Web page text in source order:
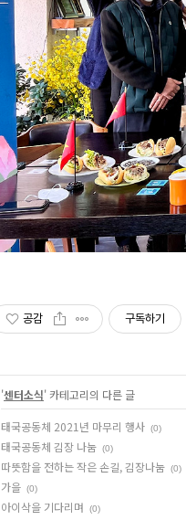
공감 구독하기
'센터소식' 카테고리의 다른 글
태국공동체 2021년 마무리 행사 (0)
태국공동체 김장 나눔 (0)
따뜻함을 전하는 작은 손길, 김장나눔 (0)
가을 (0)
아이삭을 기다리며 (0)